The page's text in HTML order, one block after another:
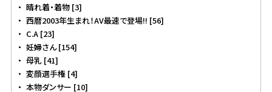
晴れ着・着物 [3]
西暦2003年生まれ！AV最速で登場!! [56]
C.A [23]
妊婦さん [154]
母乳 [41]
変顔選手権 [4]
本物ダンサー [10]